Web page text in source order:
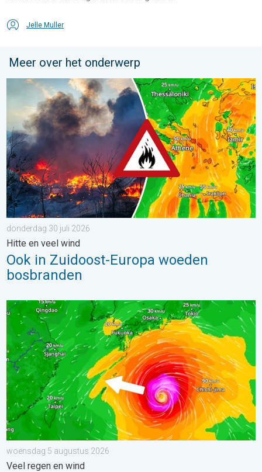
Jelle Muller
Meer over het onderwerp
Ook in Zuidoost-Europa woeden bosbranden. Hitte en veel
donderdag 30 juli 2026
Hitte en veel wind
Ook in Zuidoost-Europa woeden
bosbranden
Tyfoon Dolphin op weg naar Japan. Veel regen en wind. . .
woensdag 5 augustus 2026
Veel regen en wind